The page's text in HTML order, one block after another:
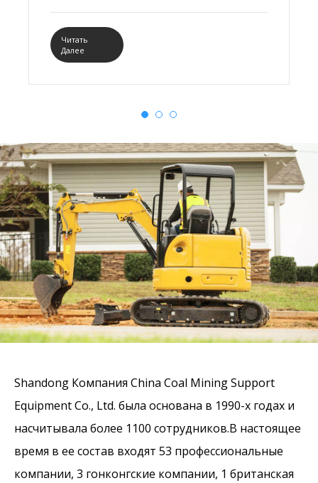
снова вызвало ажиотаж продаж.
Читать
Далее
Shandong Компания China Coal Mining Support
Equipment Co., Ltd. была основана в 1990-х годах и
насчитывала более 1100 сотрудников.В настоящее
время в ее состав входят 53 профессиональные
компании, 3 гонконгские компании, 1 британская